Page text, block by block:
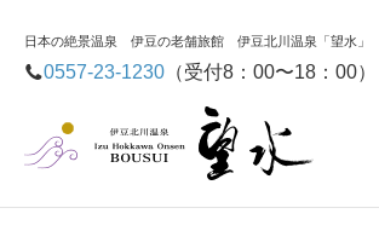
日本の絶景温泉 伊豆の老舗旅館 伊豆北川温泉「望水」
0557-23-1230 （受付8：00〜18：00）